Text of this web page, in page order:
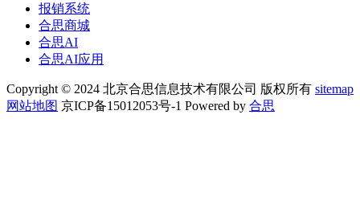
报销系统
合思商城
合思AI
合思AI应用
Copyright © 2024 北京合思信息技术有限公司 版权所有 sitemap
网站地图 京ICP备15012053号-1 Powered by 合思